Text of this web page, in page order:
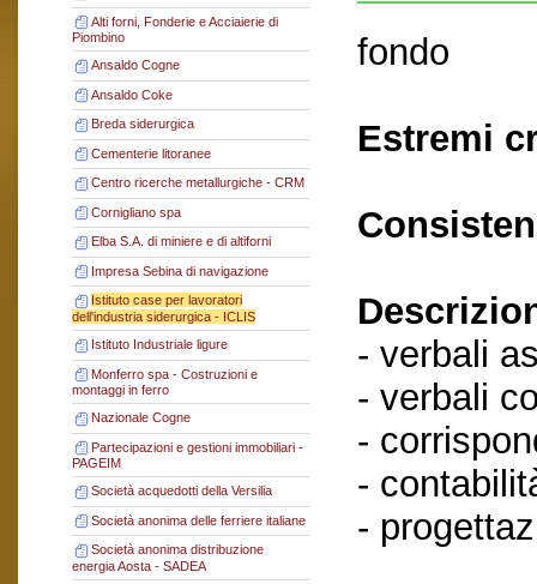
Alti forni, Fonderie e Acciaierie di
Piombino
Ansaldo Cogne
Ansaldo Coke
Breda siderurgica
Cementerie litoranee
Centro ricerche metallurgiche - CRM
Cornigliano spa
Elba S.A. di miniere e di altiforni
Impresa Sebina di navigazione
Istituto case per lavoratori
dell'industria siderurgica - ICLIS
Istituto Industriale ligure
Monferro spa - Costruzioni e
montaggi in ferro
Nazionale Cogne
Partecipazioni e gestioni immobiliari -
PAGEIM
Società acquedotti della Versilia
Società anonima delle ferriere italiane
Società anonima distribuzione
energia Aosta - SADEA
fondo
Estremi
- verbali
- verbali
-
-
-